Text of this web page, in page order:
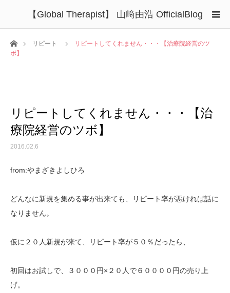
【Global Therapist】 山﨑由浩 OfficialBlog
ホームリピート
リピートしてくれません・・・【治療院経営のツ
ボ】
リピートしてくれません・・・【治
療院経営のツボ】
2016.02.6
from:やまざきよしひろ
どんなに新規を集める事が出来ても、リピート率が悪ければ話に
なりません。
仮に２０人新規が来て、リピート率が５０％だったら、
初回はお試しで、３０００円×２０人で６００００円の売り上
げ。